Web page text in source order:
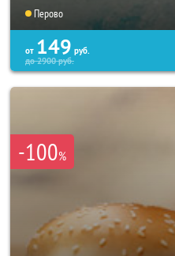
Перово
от 149 руб.
до2900руб.
-100%